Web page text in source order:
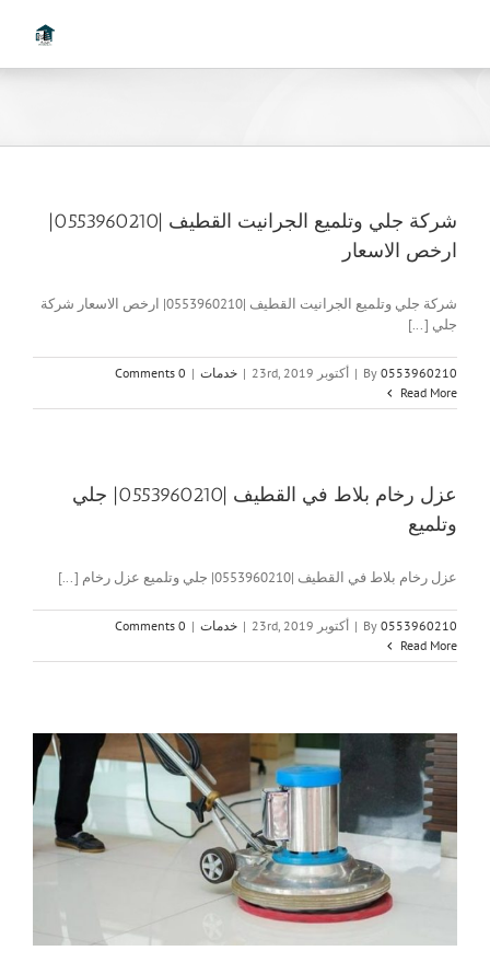
شركة جلي وتلميع الجرانيت القطيف |0553960210|
ارخص الاسعار
شركة جلي وتلميع الجرانيت القطيف |0553960210| ارخص الاسعار شركة
جلي [...]
By 0553960210
| أكتوبر 23rd, 2019 | خدمات |
0 Comments
Read More
عزل رخام بلاط في القطيف |0553960210| جلي
وتلميع
عزل رخام بلاط في القطيف |0553960210| جلي وتلميع عزل رخام [...]
By 0553960210
| أكتوبر 23rd, 2019 | خدمات |
0 Comments
Read More